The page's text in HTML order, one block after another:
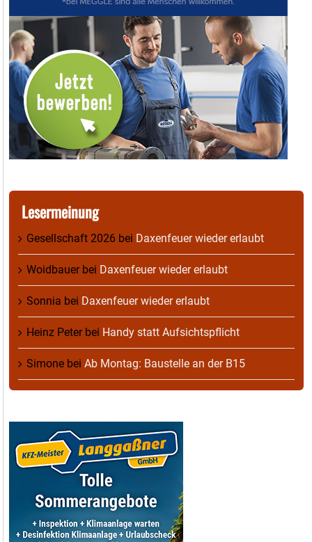
Lesermeinung
Gesellschaft 2026 bei Daxenfeuer wieder erlaubt
Woidbauerbei Daxenfeuer wieder erlaubt
Sonnia bei Daxenfeuer wieder erlaubt
Heinz Peterbei Handy statt Aufsichtspflicht
Simone bei Ab Montag: Baustelle an der B15